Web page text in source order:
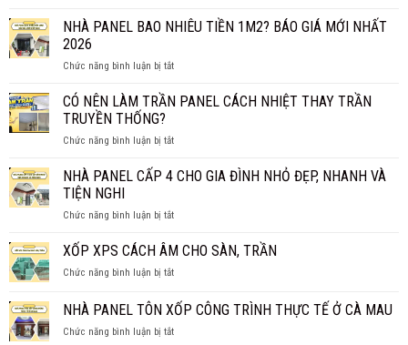
PANEL
GIÁ
NHIÊU
GIÁ
TIẾT
NHÀ PANEL BAO NHIÊU TIỀN 1M2? BÁO GIÁ MỚI NHẤT
2026
Chức năng bình luận bị tắtở
PANEL
TIỀN
BÁO
NHẤT
CÓ NÊN LÀM TRẦN PANEL CÁCH NHIỆT THAY TRẦN
TRUYỀN THỐNG?
Chức năng bình luận bị tắtở
NÊN
PANEL
NHIỆT
TRẦN
THỐNG?
NHÀ PANEL CẤP 4 CHO GIA ĐÌNH NHỎ ĐẸP, NHANH VÀ
TIỆN NGHI
Chức năng bình luận bị tắtở
PANEL
4
GIA
NHỎ
XỐP XPS CÁCH ÂM CHO SÀN, TRẦN
Chức năng bình luận bị tắtở
XPS
CÁCH
ÂM
NHÀ PANEL TÔN XỐP CÔNG TRÌNH THỰC TẾ Ở CÀ MAU
Chức năng bình luận bị tắtở